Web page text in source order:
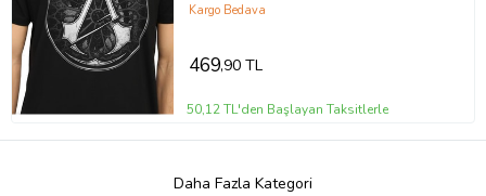
Kargo Bedava
469,90 TL
50,12 TL'den Başlayan Taksitlerle
Daha Fazla Kategori